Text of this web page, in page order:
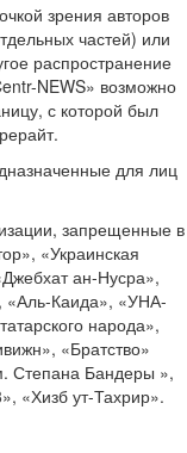
зрения авторов
частей) или
распространение
NEWS» возможно
с которой был
для лиц
запрещенные в
«Украинская
ан-Нусра»,
«Аль-Каида», «УНА-
народа»,
«Братство»
Степана Бандеры »,
«Хизб ут-Тахрир».